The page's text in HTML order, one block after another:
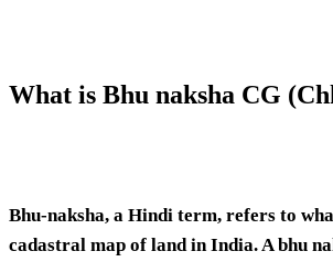
What is Bhu naksha CG (
Bhu-naksha, a Hindi term, refers to
cadastral map of land in India. A bhu